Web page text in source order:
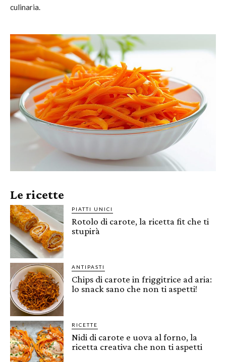
culinaria.
Le ricette
PIATTI UNICI
Rotolo di carote, la ricetta fit che ti
stupirà
ANTIPASTI
Chips di carote in friggitrice ad aria:
lo snack sano che non ti aspetti!
RICETTE
Nidi di carote e uova al forno, la
ricetta creativa che non ti aspetti